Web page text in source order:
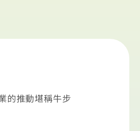
的推動堪稱牛步